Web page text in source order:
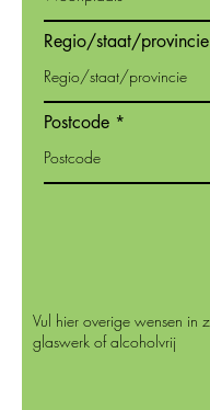
Regio/staat/provincie
Postcode